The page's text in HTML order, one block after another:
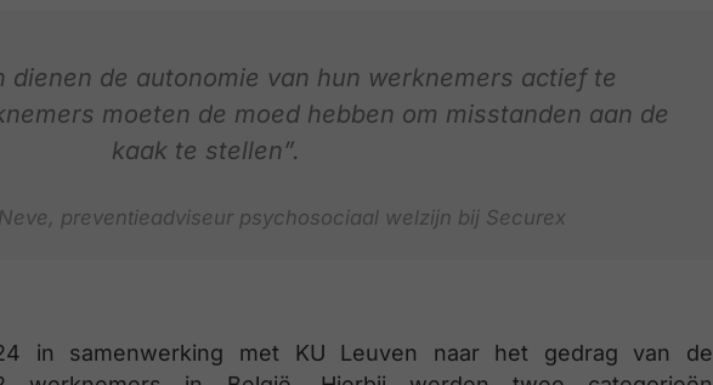
dienen de autonomie van hun werknemers actief te
moeten de moed hebben om misstanden aan de
kaak te stellen”.
preventieadviseur psychosociaal welzijn bij Securex
in samenwerking met KU Leuven naar het gedrag van de